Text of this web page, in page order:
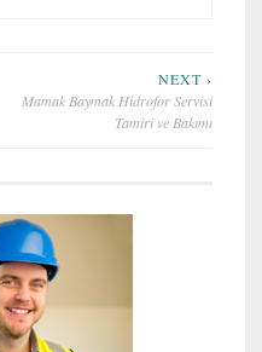
NEXT ›
Mamak Baymak Hidrofor Servisi
Tamiri ve Bakımı